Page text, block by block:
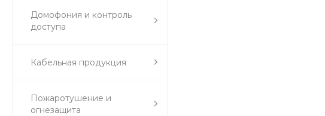
Домофония и контроль
доступа
Кабельная продукция
Пожаротушение и
огнезащита